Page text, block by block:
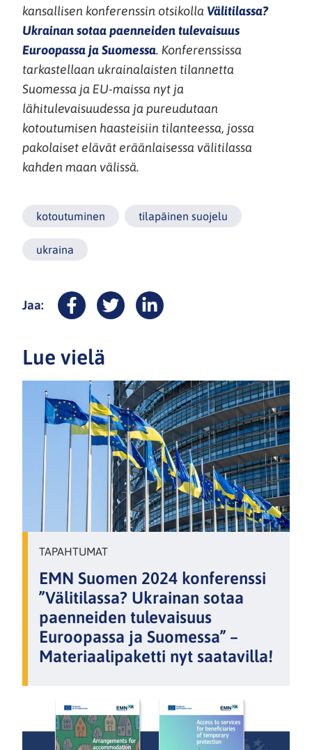
kansallisen konferenssin otsikolla Välitilassa?
Ukrainan sotaa paenneiden tulevaisuus
Euroopassa ja Suomessa. Konferenssissa
tarkastellaan ukrainalaisten tilannetta
Suomessa ja EU-maissa nyt ja
lähitulevaisuudessa ja pureudutaan
kotoutumisen haasteisiin tilanteessa, jossa
pakolaiset elävät eräänlaisessa välitilassa
kahden maan välissä.
kotoutuminen tilapäinen suojelu
ukraina
Jaa:
FacebookTwitter LinkedIn
Lue vielä
TAPAHTUMAT
EMN Suomen 2024 konferenssi
”Välitilassa? Ukrainan sotaa
paenneiden tulevaisuus
Euroopassa ja Suomessa” –
Materiaalipaketti nyt saatavilla!